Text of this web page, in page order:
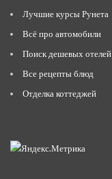
Лучшие курсы Рунета
Всё про автомобили
Поиск дешевых отелей
Все рецепты блюд
Отделка коттеджей